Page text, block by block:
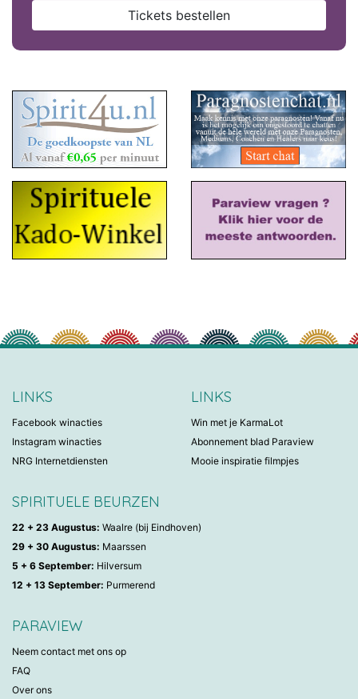
Tickets bestellen
LINKS
Facebook winacties
Instagram winacties
NRG Internetdiensten
LINKS
Win met je KarmaLot
Abonnement blad Paraview
Mooie inspiratie filmpjes
SPIRITUELE BEURZEN
22 + 23 Augustus: Waalre (bij Eindhoven)
29 + 30 Augustus: Maarssen
5 + 6 September: Hilversum
12 + 13 September: Purmerend
PARAVIEW
Neem contact met ons op
FAQ
Over ons